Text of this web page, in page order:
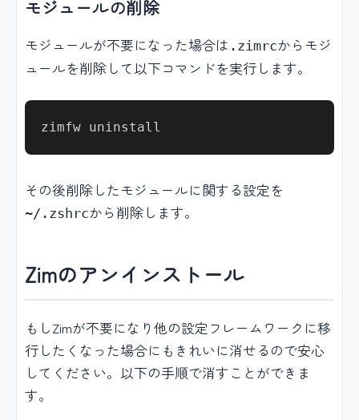
モジュールの削除
モジュールが不要になった場合は .zimrcからモジ
ュールを削除して以下コマンドを実行します。
その後削除したモジュールに関する設定を
~/.zshrcから削除します。
Zimのアンインストール
もしZimが不要になり他の設定フレームワークに移
行したくなった場合にもきれいに消せるので安心
してください。以下の手順で消すことができま
す。